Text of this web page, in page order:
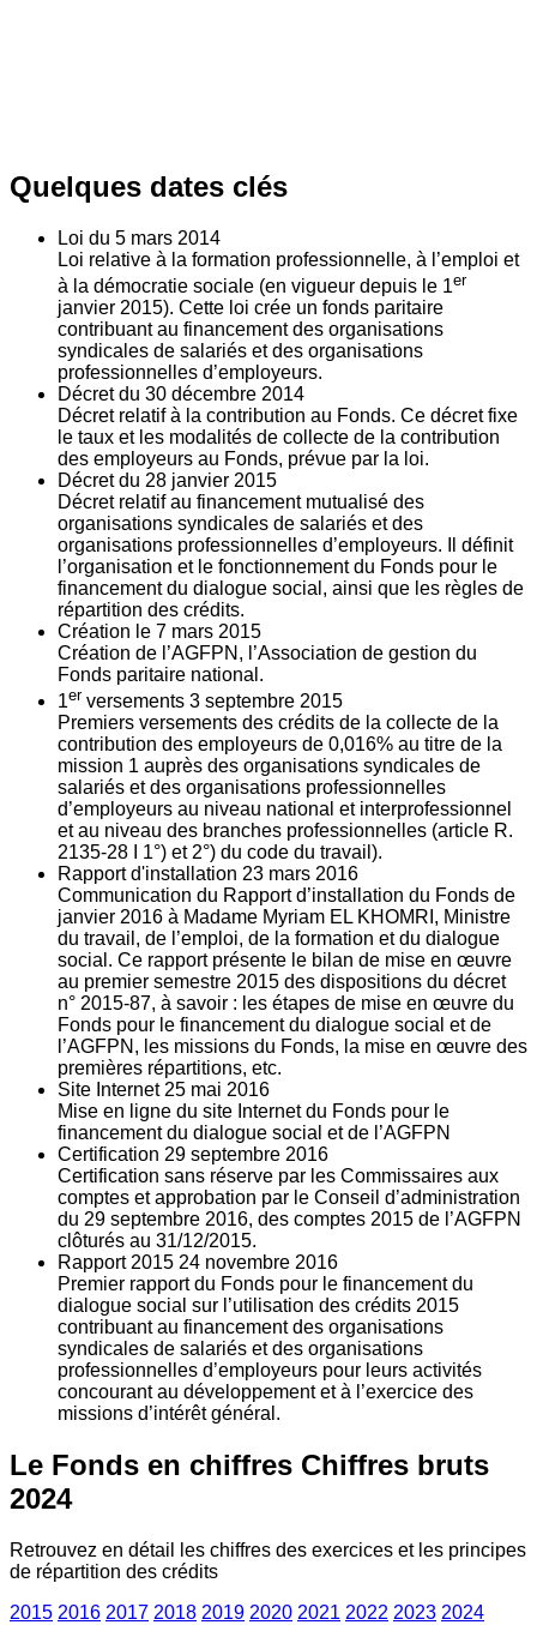
Quelques dates clés
Loi du 5 mars 2014
Loi relative à la formation professionnelle, à l’emploi et
à la démocratie sociale (en vigueur depuis le 1er
janvier 2015). Cette loi crée un fonds paritaire
contribuant au financement des organisations
syndicales de salariés et des organisations
professionnelles d’employeurs.
Décret du 30 décembre 2014
Décret relatif à la contribution au Fonds. Ce décret fixe
le taux et les modalités de collecte de la contribution
des employeurs au Fonds, prévue par la loi.
Décret du 28 janvier 2015
Décret relatif au financement mutualisé des
organisations syndicales de salariés et des
organisations professionnelles d’employeurs. Il définit
l’organisation et le fonctionnement du Fonds pour le
financement du dialogue social, ainsi que les règles de
répartition des crédits.
Création le 7 mars 2015
Création de l’AGFPN, l’Association de gestion du
Fonds paritaire national.
1er versements 3 septembre 2015
Premiers versements des crédits de la collecte de la
contribution des employeurs de 0,016% au titre de la
mission 1 auprès des organisations syndicales de
salariés et des organisations professionnelles
d’employeurs au niveau national et interprofessionnel
et au niveau des branches professionnelles (article R.
2135‐28 I 1°) et 2°) du code du travail).
Rapport d'installation 23 mars 2016
Communication du Rapport d’installation du Fonds de
janvier 2016 à Madame Myriam EL KHOMRI, Ministre
du travail, de l’emploi, de la formation et du dialogue
social. Ce rapport présente le bilan de mise en œuvre
au premier semestre 2015 des dispositions du décret
n° 2015-87, à savoir : les étapes de mise en œuvre du
Fonds pour le financement du dialogue social et de
l’AGFPN, les missions du Fonds, la mise en œuvre des
premières répartitions, etc.
Site Internet 25 mai 2016
Mise en ligne du site Internet du Fonds pour le
financement du dialogue social et de l’AGFPN
Certification 29 septembre 2016
Certification sans réserve par les Commissaires aux
comptes et approbation par le Conseil d’administration
du 29 septembre 2016, des comptes 2015 de l’AGFPN
clôturés au 31/12/2015.
Rapport 2015 24 novembre 2016
Premier rapport du Fonds pour le financement du
dialogue social sur l’utilisation des crédits 2015
contribuant au financement des organisations
syndicales de salariés et des organisations
professionnelles d’employeurs pour leurs activités
concourant au développement et à l’exercice des
missions d’intérêt général.
Le Fonds en chiffres Chiffres bruts
2024
Retrouvez en détail les chiffres des exercices et les principes
de répartition des crédits
2015 2016 2017 2018 2019 2020 2021 2022 2023 2024